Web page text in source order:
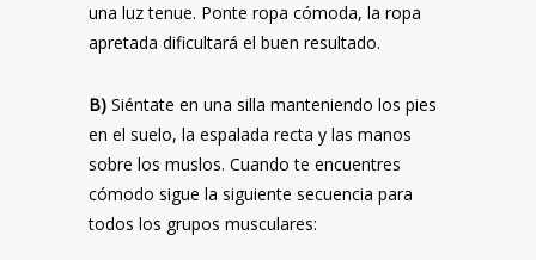
una luz tenue. Ponte ropa cómoda, la ropa
apretada dificultará el buen resultado.
B) Siéntate en una silla manteniendo los pies
en el suelo, la espalada recta y las manos
sobre los muslos. Cuando te encuentres
cómodo sigue la siguiente secuencia para
todos los grupos musculares: